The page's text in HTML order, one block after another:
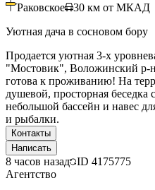
Раковское 30 км от МКАД
Уютная дача в сосновом бору
Продается уютная 3-х
"Мостовик", Воложинский р-
готова к проживанию! На
душевой, просторная
небольшой бассейн и навес
и рыбалки.
Контакты
Написать
8 часов назад ID 4175775
Агентство